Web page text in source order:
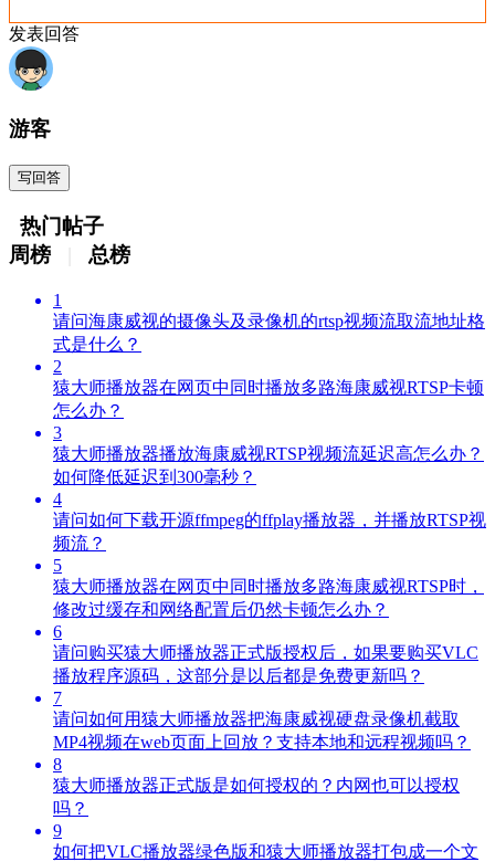
发表回答
游客
写回答
热门帖子
周榜
总榜
1
请问海康威视的摄像头及录像机的rtsp视频流取流地址格
式是什么？
2
猿大师播放器在网页中同时播放多路海康威视RTSP卡顿
怎么办？
3
猿大师播放器播放海康威视RTSP视频流延迟高怎么办？
如何降低延迟到300毫秒？
4
请问如何下载开源ffmpeg的ffplay播放器，并播放RTSP视
频流？
5
猿大师播放器在网页中同时播放多路海康威视RTSP时，
修改过缓存和网络配置后仍然卡顿怎么办？
6
请问购买猿大师播放器正式版授权后，如果要购买VLC
播放程序源码，这部分是以后都是免费更新吗？
7
请问如何用猿大师播放器把海康威视硬盘录像机截取
MP4视频在web页面上回放？支持本地和远程视频吗？
8
猿大师播放器正式版是如何授权的？内网也可以授权
吗？
9
如何把VLC播放器绿色版和猿大师播放器打包成一个文